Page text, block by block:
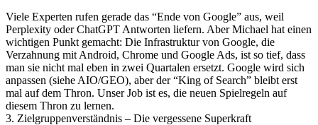
Viele Experten rufen gerade das “Ende von Google” aus, weil
Perplexity oder ChatGPT Antworten liefern. Aber Michael hat einen
wichtigen Punkt gemacht: Die Infrastruktur von Google, die
Verzahnung mit Android, Chrome und Google Ads, ist so tief, dass
man sie nicht mal eben in zwei Quartalen ersetzt. Google wird sich
anpassen (siehe AIO/GEO), aber der “King of Search” bleibt erst
mal auf dem Thron. Unser Job ist es, die neuen Spielregeln auf
diesem Thron zu lernen.
3. Zielgruppenverständnis – Die vergessene Superkraft